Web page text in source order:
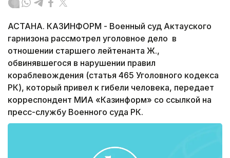
АСТАНА. КАЗИНФОРМ - Военный суд Актауского
гарнизона рассмотрел уголовное дело в
отношении старшего лейтенанта Ж.,
обвинявшегося в нарушении правил
кораблевождения (статья 465 Уголовного кодекса
РК), который привел к гибели человека, передает
корреспондент МИА «Казинформ» со ссылкой на
пресс-службу Военного суда РК.